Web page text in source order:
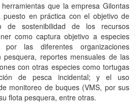
que la empresa Gilontas
puesto en práctica con el objetivo de
de sostenibilidad de los recursos
como captura objetivo a especies
por las diferentes organizaciones
pesquera, reportes mensuales de las
con otras especies como tortugas
de pesca incidental; y el uso
monitoreo de buques (VMS, por sus
flota pesquera, entre otras.